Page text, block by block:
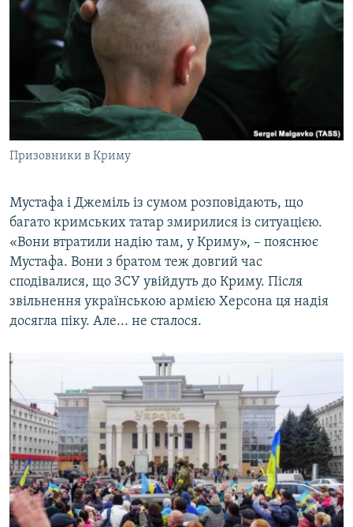
Призовники в Криму
Мустафа і Джеміль із сумом розповідають, що
багато кримських татар змирилися із ситуацією.
«Вони втратили надію там, у Криму», – пояснює
Мустафа. Вони з братом теж довгий час
сподівалися, що ЗСУ увійдуть до Криму. Після
звільнення українською армією Херсона ця надія
досягла піку. Але... не сталося.